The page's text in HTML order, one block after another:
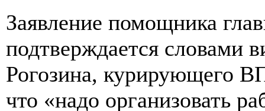
Заявление помощника
подтверждается словами
Рогозина, курирующего
что «надо организовать